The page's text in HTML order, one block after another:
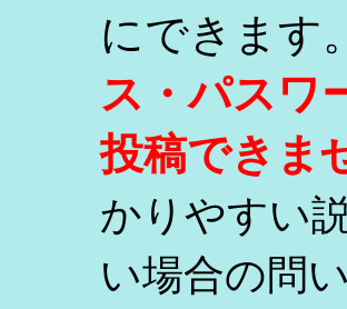
にできます
ス・パスワ
投稿できま
かりやすい
い場合の問